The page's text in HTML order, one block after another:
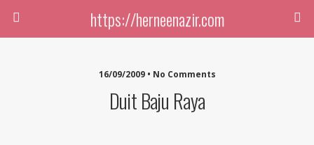
https://herneenazir.com
16/09/2009 • No Comments
Duit Baju Raya